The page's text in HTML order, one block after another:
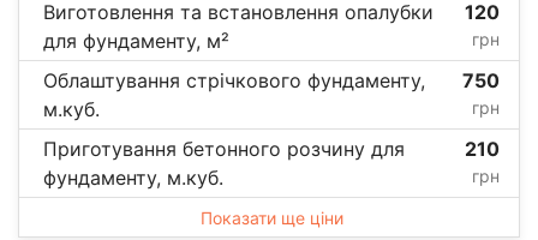
Виготовлення та встановлення опалубки
для фундаменту, м²
120
грн
Облаштування стрічкового фундаменту,
м.куб.
750
грн
Приготування бетонного розчину для
фундаменту, м.куб.
210
грн
Показати ще ціни